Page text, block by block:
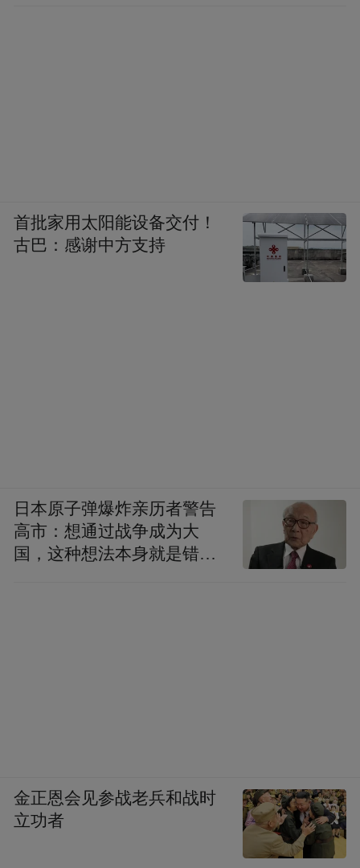
首批家用太阳能设备交付！
古巴：感谢中方支持
日本原子弹爆炸亲历者警告
高市：想通过战争成为大
国，这种想法本身就是错误
金正恩会见参战老兵和战时
立功者